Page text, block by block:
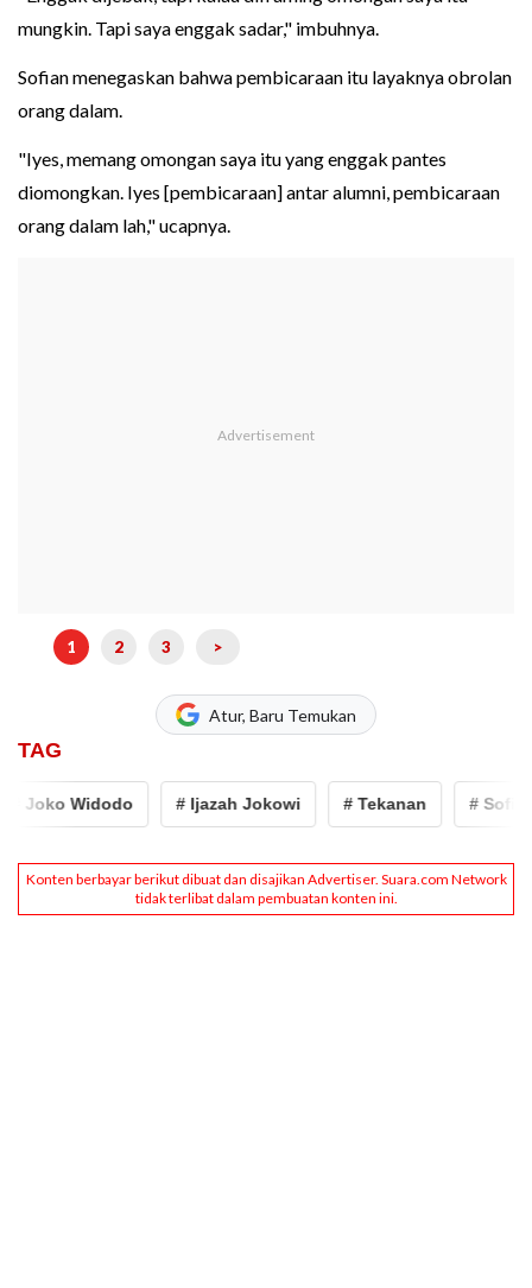
mungkin. Tapi saya enggak sadar," imbuhnya.
Sofian menegaskan bahwa pembicaraan itu layaknya obrolan
orang dalam.
"Iyes, memang omongan saya itu yang enggak pantes
diomongkan. Iyes [pembicaraan] antar alumni, pembicaraan
orang dalam lah," ucapnya.
1 2 3 >
Atur, Baru Temukan
TAG
Widodo # Ijazah Jokowi # Tekanan # Sofian